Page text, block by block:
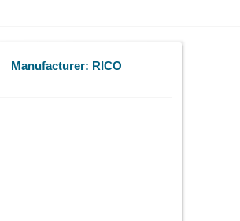
Manufacturer: RICO